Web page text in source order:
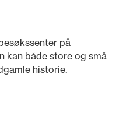
på
kan både store og små
historie.